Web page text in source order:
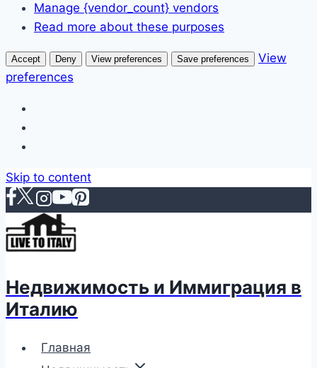
Manage {vendor_count} vendors
Read more about these purposes
Accept Deny View preferences Save preferences
View
preferences
Skip to content
Недвижимость и Иммиграция в
Италию
Главная